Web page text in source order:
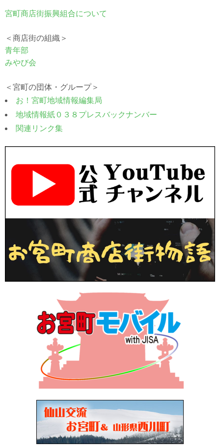
宮町商店街振興組合について
＜商店街の組織＞
青年部
みやび会
＜宮町の団体・グループ＞
お！宮町地域情報編集局
地域情報紙０３８プレスバックナンバー
関連リンク集